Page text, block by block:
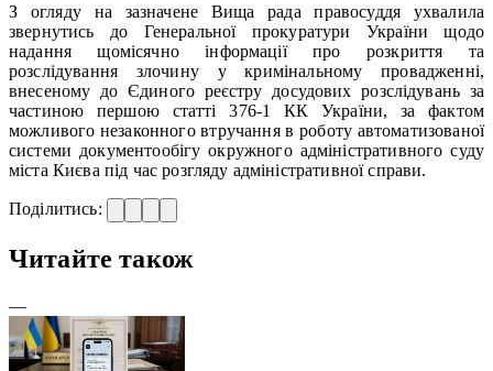
З огляду на зазначене Вища рада правосуддя ухвалила
звернутись до Генеральної прокуратури України щодо
надання щомісячно інформації про розкриття та
розслідування злочину у кримінальному провадженні,
внесеному до Єдиного реєстру досудових розслідувань за
частиною першою статті 376-1 КК України, за фактом
можливого незаконного втручання в роботу автоматизованої
системи документообігу окружного адміністративного суду
міста Києва під час розгляду адміністративної справи.
Поділитись:
Читайте також
—